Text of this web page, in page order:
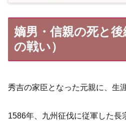
嫡男・信親の死と後
の戦い）
秀吉の家臣となった元親に、生
1586年、九州征伐に従軍した長